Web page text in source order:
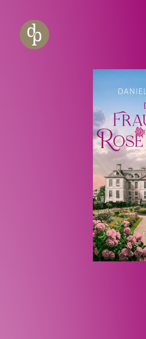
Zur Navigation springen
Zur Website-Suche springen